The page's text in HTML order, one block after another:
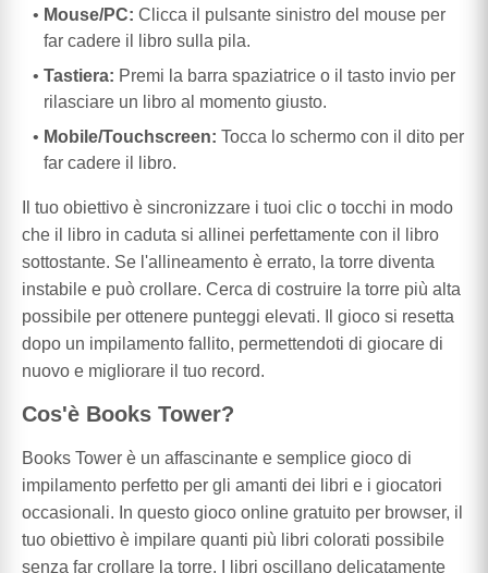
Mouse/PC: Clicca il pulsante sinistro del mouse per
far cadere il libro sulla pila.
Tastiera: Premi la barra spaziatrice o il tasto invio per
rilasciare un libro al momento giusto.
Mobile/Touchscreen: Tocca lo schermo con il dito per
far cadere il libro.
Il tuo obiettivo è sincronizzare i tuoi clic o tocchi in modo
che il libro in caduta si allinei perfettamente con il libro
sottostante. Se l'allineamento è errato, la torre diventa
instabile e può crollare. Cerca di costruire la torre più alta
possibile per ottenere punteggi elevati. Il gioco si resetta
dopo un impilamento fallito, permettendoti di giocare di
nuovo e migliorare il tuo record.
Cos'è Books Tower?
Books Tower è un affascinante e semplice gioco di
impilamento perfetto per gli amanti dei libri e i giocatori
occasionali. In questo gioco online gratuito per browser, il
tuo obiettivo è impilare quanti più libri colorati possibile
senza far crollare la torre. I libri oscillano delicatamente